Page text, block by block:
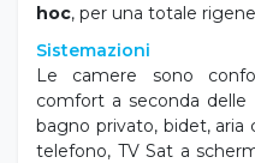
hoc, per una totale
Sistemazioni
Le camere sono
comfort a seconda delle
bagno privato, bidet, aria
telefono, TV Sat a